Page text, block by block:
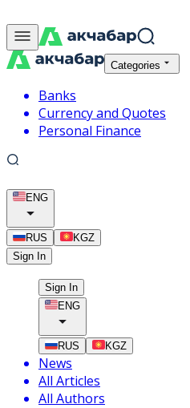
Categories
Banks
Currency and Quotes
Personal Finance
ENG
RUS
KGZ
Sign In
Sign In
ENG
RUS KGZ
News
All Articles
All Authors